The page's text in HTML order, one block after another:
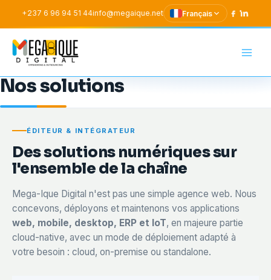
+237 6 96 94 51 44info@megaique.net Français
Mega-Ique Digital
Nos solutions
ÉDITEUR & INTÉGRATEUR
Des solutions numériques sur
l'ensemble de la chaîne
Mega-Ique Digital n'est pas une simple agence web. Nous
concevons, déployons et maintenons vos applications
web, mobile, desktop, ERP et IoT, en majeure partie
cloud-native, avec un mode de déploiement adapté à
votre besoin : cloud, on-premise ou standalone.